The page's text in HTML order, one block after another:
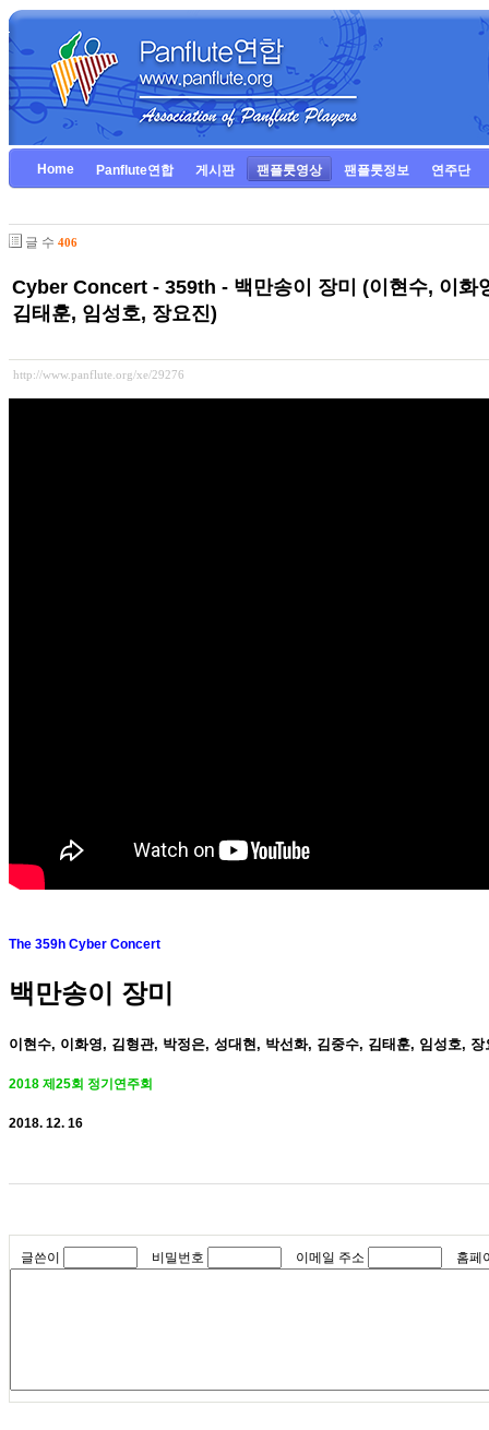
Home Panflute연합 게시판 팬플룻영상 팬플룻정보 연주단
글 수 406
Cyber Concert - 359th - 백만송이 장미 (이현수, 이화
김태훈, 임성호, 장요진)
http://www.panflute.org/xe/29276
The 359h Cyber Concert
백만송이 장미
이현수, 이화영, 김형관, 박정은, 성대현, 박선화, 김중수, 김태훈, 임성호, 장
2018 제25회 정기연주회
2018. 12. 16
글쓴이 비밀번호 이메일 주소 홈페